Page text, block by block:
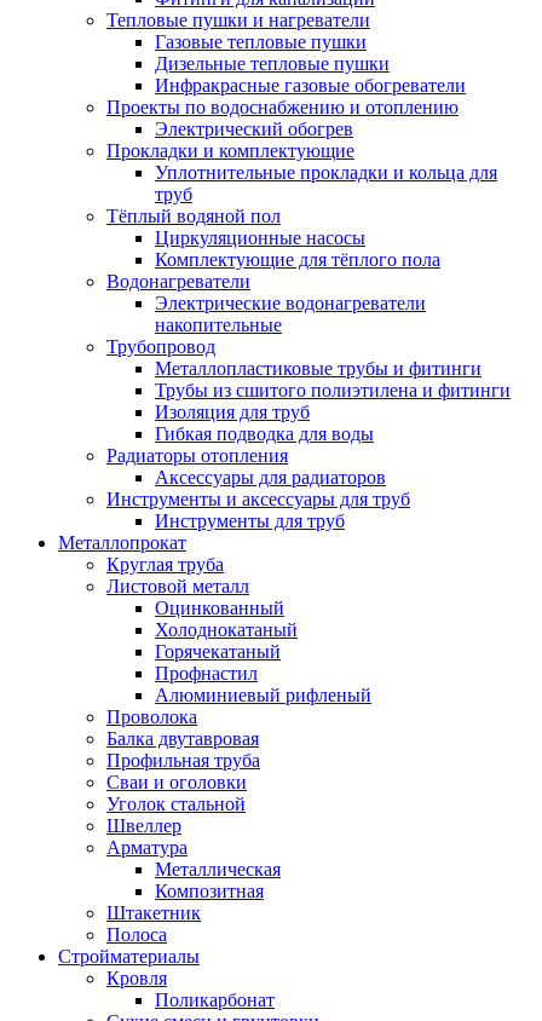
Тепловые пушки и нагреватели
Газовые тепловые пушки
Дизельные тепловые пушки
Инфракрасные газовые обогреватели
Проекты по водоснабжению и отоплению
Электрический обогрев
Прокладки и комплектующие
Уплотнительные прокладки и кольца для
труб
Тёплый водяной пол
Циркуляционные насосы
Комплектующие для тёплого пола
Водонагреватели
Электрические водонагреватели
накопительные
Трубопровод
Металлопластиковые трубы и фитинги
Трубы из сшитого полиэтилена и фитинги
Изоляция для труб
Гибкая подводка для воды
Радиаторы отопления
Аксессуары для радиаторов
Инструменты и аксессуары для труб
Инструменты для труб
Металлопрокат
Круглая труба
Листовой металл
Оцинкованный
Холоднокатаный
Горячекатаный
Профнастил
Алюминиевый рифленый
Проволока
Балка двутавровая
Профильная труба
Сваи и оголовки
Уголок стальной
Швеллер
Арматура
Металлическая
Композитная
Штакетник
Полоса
Стройматериалы
Кровля
Поликарбонат